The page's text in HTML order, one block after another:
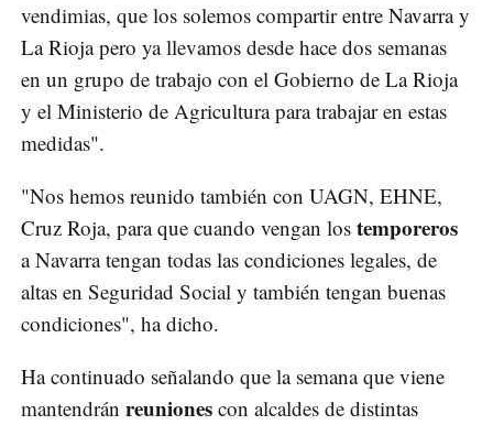
vendimias, que los solemos compartir entre Navarra y
La Rioja pero ya llevamos desde hace dos semanas
en un grupo de trabajo con el Gobierno de La Rioja
y el Ministerio de Agricultura para trabajar en estas
medidas".
"Nos hemos reunido también con UAGN, EHNE,
Cruz Roja, para que cuando vengan los temporeros
a Navarra tengan todas las condiciones legales, de
altas en Seguridad Social y también tengan buenas
condiciones", ha dicho.
Ha continuado señalando que la semana que viene
mantendrán reuniones con alcaldes de distintas